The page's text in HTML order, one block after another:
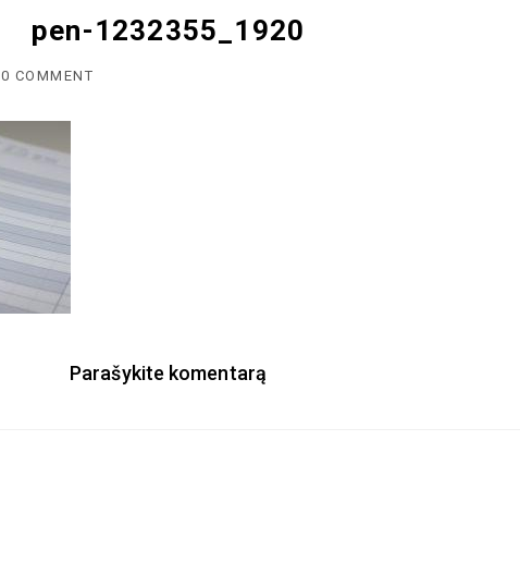
pen-1232355_1920
0 COMMENT
Parašykite komentarą